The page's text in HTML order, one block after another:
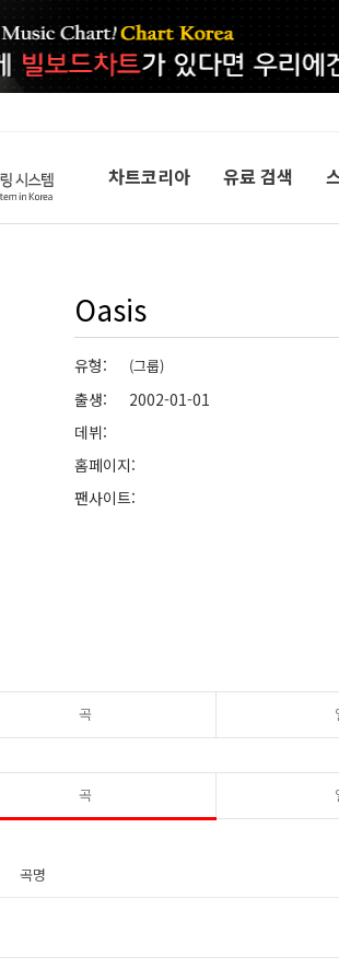
차트코리아 유료 검색
Oasis
유형: (그룹)
출생: 2002-01-01
데뷔:
홈페이지:
팬사이트:
곡
곡
곡명